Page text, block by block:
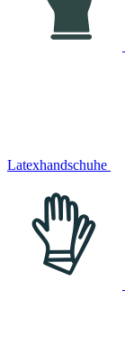
Latexhandschuhe